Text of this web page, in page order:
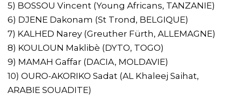
5) BOSSOU Vincent (Young Africans, TANZANIE)
6) DJENE Dakonam (St Trond, BELGIQUE)
7) KALHED Narey (Greuther Fürth, ALLEMAGNE)
8) KOULOUN Maklibè (DYTO, TOGO)
9) MAMAH Gaffar (DACIA, MOLDAVIE)
10) OURO-AKORIKO Sadat (AL Khaleej Saihat,
ARABIE SOUADITE)